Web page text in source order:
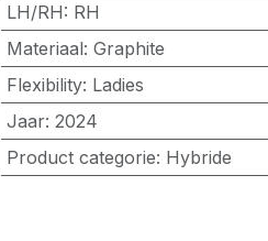
LH/RH: RH
Materiaal: Graphite
Flexibility: Ladies
Jaar: 2024
Product categorie: Hybride